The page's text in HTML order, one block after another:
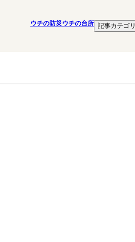
ウチの防災ウチの台所 記事カテゴリ